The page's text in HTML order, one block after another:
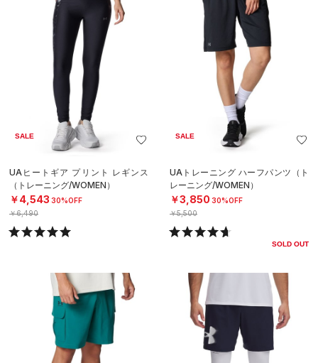
SALE
UAヒートギア プリント レギンス
（トレーニング/WOMEN）
￥4,543 30%OFF
￥6,490
SALE
UAトレーニング ハーフパンツ（ト
レーニング/WOMEN）
￥3,850 30%OFF
￥5,500
SOLD OUT